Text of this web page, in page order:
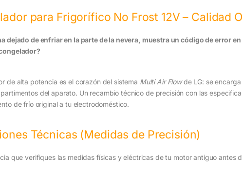
para Frigorífico No Frost 12V – Calidad
dejado de enfriar en la parte de la nevera, muestra un código de error
de alta potencia es el corazón del sistema Multi Air Flowde LG: se
del aparato. Un recambio técnico de precisión con las
de frío original a tu electrodoméstico.
Técnicas (Medidas de Precisión)
que verifiques las medidas físicas y eléctricas de tu motor antiguo antes